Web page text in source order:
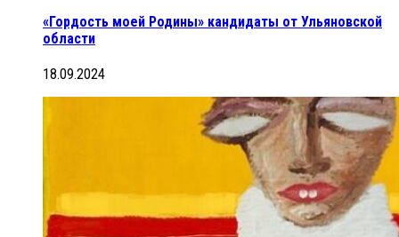
«Гордость моей Родины» кандидаты от Ульяновской
области
18.09.2024